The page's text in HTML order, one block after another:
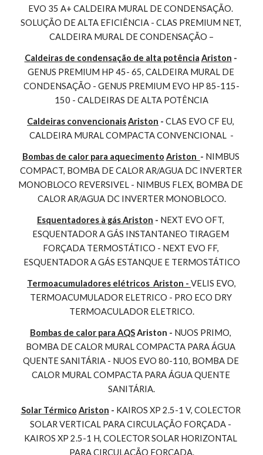
EVO 35 A+ CALDEIRA MURAL DE CONDENSAÇÃO.
SOLUÇÃO DE ALTA EFICIÊNCIA - CLAS PREMIUM NET,
CALDEIRA MURAL DE CONDENSAÇÃO –
Caldeiras de condensação de alta potência Ariston
GENUS PREMIUM HP 45- 65, CALDEIRA MURAL DE
CONDENSAÇÃO - GENUS PREMIUM EVO HP 85-115-
150 - CALDEIRAS DE ALTA POTÊNCIA
Caldeiras convencionaisAriston - CLAS EVO CF EU,
CALDEIRA MURAL COMPACTA CONVENCIONAL  -
Bombas de calor para aquecimento Ariston - NIMBUS
COMPACT, BOMBA DE CALOR AR/AGUA DC INVERTER
MONOBLOCO REVERSIVEL - NIMBUS FLEX, BOMBA DE
CALOR AR/AGUA DC INVERTER MONOBLOCO.
Esquentadores à gás Ariston - NEXT EVO OFT,
ESQUENTADOR A GÁS INSTANTANEO TIRAGEM
FORÇADA TERMOSTÁTICO - NEXT EVO FF,
ESQUENTADOR A GÁS ESTANQUE E TERMOSTÁTICO
Termoacumuladores elétricos  Ariston - VELIS EVO,
TERMOACUMULADOR ELETRICO - PRO ECO DRY
TERMOACULADOR ELETRICO.
Bombas de calor para AQS Ariston - NUOS PRIMO,
BOMBA DE CALOR MURAL COMPACTA PARA ÁGUA
QUENTE SANITÁRIA - NUOS EVO 80-110, BOMBA DE
CALOR MURAL COMPACTA PARA ÁGUA QUENTE
SANITÁRIA.
Solar Térmico Ariston - KAIROS XP 2.5-1 V, COLECTOR
SOLAR VERTICAL PARA CIRCULAÇÃO FORÇADA -
KAIROS XP 2.5-1 H, COLECTOR SOLAR HORIZONTAL
PARA CIRCULAÇÃO FORÇADA.